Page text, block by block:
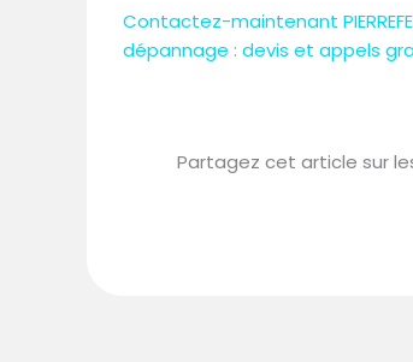
Contactez-maintenant
dépannage : devis et appels
Partagez cet article sur